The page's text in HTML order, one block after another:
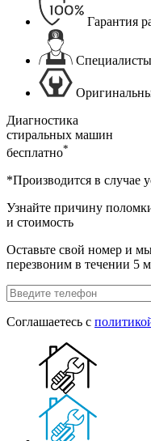
Гарантия
Диагностика
стиральных машин
бесплатно*
*Производится в случае
Узнайте причину
и стоимость
Оставьте свой номер и
перезвоним в течении 5
Соглашаетесь с